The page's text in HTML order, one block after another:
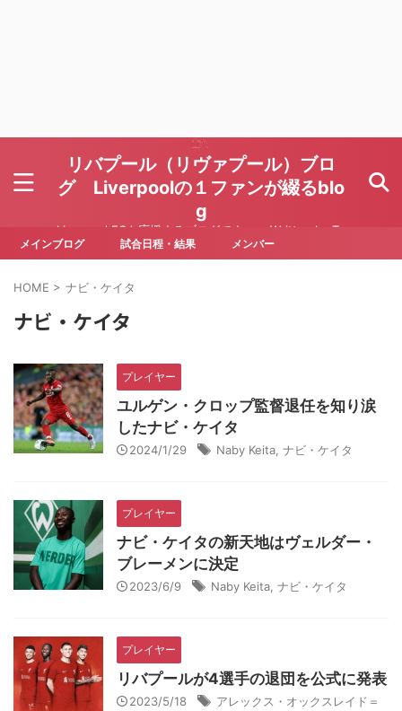
リバプール（リヴァプール）ブロ
グ Liverpoolの１ファンが綴るblo
g
Liverpool FCを応援するブログです Written by To
ru Yoda
メインブログ 試合日程・結果 メンバー
HOME > ナビ・ケイタ
ナビ・ケイタ
プレイヤー
ユルゲン・クロップ監督退任を知り涙
したナビ・ケイタ
2024/1/29 Naby Keita ナビ・ケイタ
プレイヤー
ナビ・ケイタの新天地はヴェルダー・
ブレーメンに決定
2023/6/9 Naby Keita ナビ・ケイタ
プレイヤー
リバプールが4選手の退団を公式に発表
2023/5/18
アレックス・オックスレイド＝